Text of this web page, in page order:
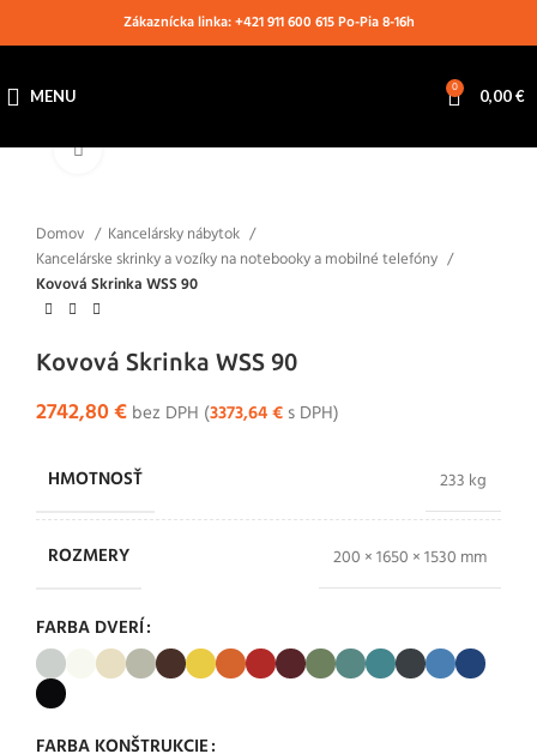
Zákaznícka linka: +421 911 600 615 Po-Pia 8-16h
MENU 0 0,00€
Klikni pre zväčšenie
Domov
Kancelársky nábytok
Kancelárske skrinky a vozíky na notebooky a mobilné telefóny
Kovová Skrinka WSS 90
Kovová Skrinka WSS 90
2742,80€ bez DPH (3373,64€ s DPH)
HMOTNOSŤ 233 kg
ROZMERY 200 × 1650 × 1530 mm
FARBA DVERÍ
FARBA KONŠTRUKCIE